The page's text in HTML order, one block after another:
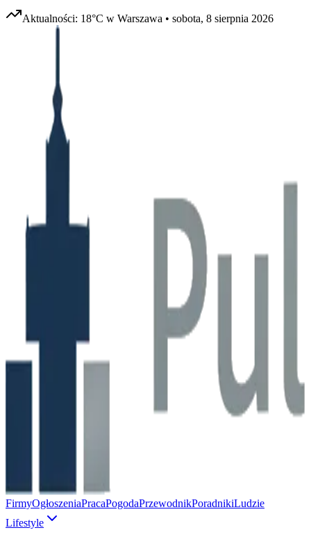
Aktualności: 18°C w Warszawa • sobota, 8 sierpnia 2026
FirmyOgłoszeniaPracaPogodaPrzewodnikPoradnikiLudzie
Lifestyle